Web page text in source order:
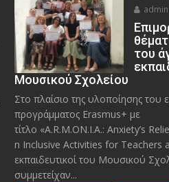
του
Μουσικού Σχολείου
Στο πλαίσιο της υλοποίησης του
προγράμματος Erasmus+ με
τίτλο «A.R.M.ON.I.A.: Anxiety’s
n Inclusive Activities for Teachers
εκπαιδευτικοί του Μουσικού
συμμετείχαν...